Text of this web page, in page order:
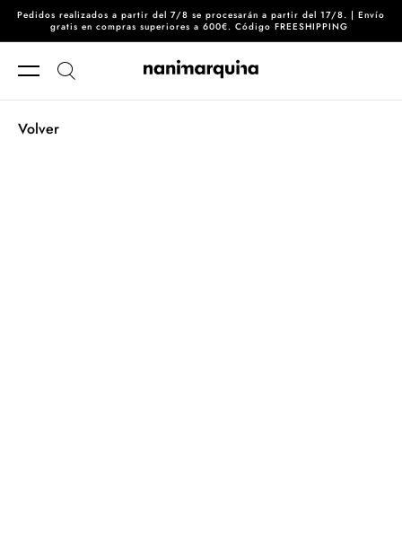
Ir directamente al contenido
Pedidos realizados a partir del 7/8 se procesarán a partir del 17/8. | Envío
gratis en compras superiores a 600€. Código FREESHIPPING
Volver